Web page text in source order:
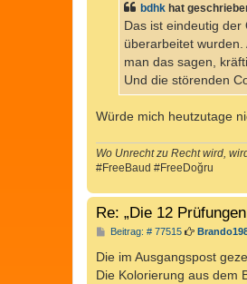
r
a
bdhk hat
Das ist eindeutig
überarbeitet
man das sagen,
Und die störenden
Würde mich heutzutage
Wo Unrecht zu Recht wird,
#FreeBaud #FreeDoğru
Re: „Die 12
Beitrag: # 77515B
i
t
r
Die im Ausgangspost
Die Kolorierung aus dem